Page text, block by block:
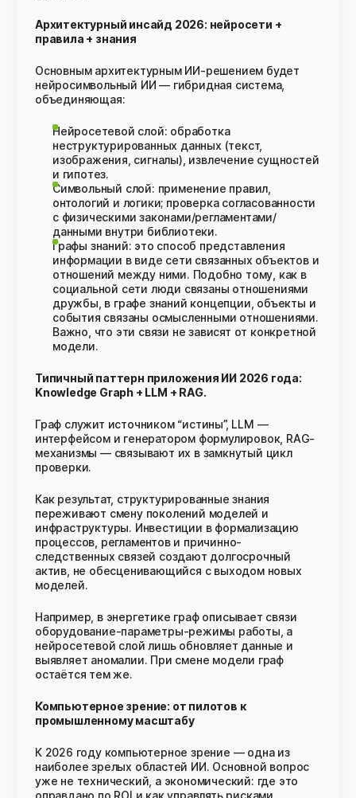
Архитектурный инсайд 2026: нейросети +
правила + знания
Основным архитектурным ИИ-решением будет
нейросимвольный ИИ — гибридная система,
объединяющая:
Нейросетевой слой: обработка
неструктурированных данных (текст,
изображения, сигналы), извлечение сущностей
и гипотез.
Символьный слой: применение правил,
онтологий и логики; проверка согласованности
с физическими законами/регламентами/
данными внутри библиотеки.
Графы знаний: это способ представления
информации в виде сети связанных объектов и
отношений между ними. Подобно тому, как в
социальной сети люди связаны отношениями
дружбы, в графе знаний концепции, объекты и
события связаны осмысленными отношениями.
Важно, что эти связи не зависят от конкретной
модели.
Типичный паттерн приложения ИИ 2026 года:
Knowledge Graph + LLM + RAG.
Граф служит источником “истины”, LLM —
интерфейсом и генератором формулировок, RAG-
механизмы — связывают их в замкнутый цикл
проверки.
Как результат, структурированные знания
переживают смену поколений моделей и
инфраструктуры. Инвестиции в формализацию
процессов, регламентов и причинно-
следственных связей создают долгосрочный
актив, не обесценивающийся с выходом новых
моделей.
Например, в энергетике граф описывает связи
оборудование-параметры-режимы работы, а
нейросетевой слой лишь обновляет данные и
выявляет аномалии. При смене модели граф
остаётся тем же.
Компьютерное зрение: от пилотов к
промышленному масштабу
К 2026 году компьютерное зрение — одна из
наиболее зрелых областей ИИ. Основной вопрос
уже не технический, а экономический: где это
оправдано по ROI и как управлять рисками.